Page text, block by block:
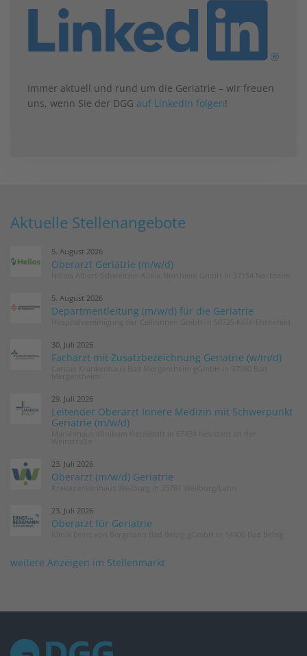
Immer aktuell und rund um die Geriatrie – wir freuen
uns, wenn Sie der DGG auf LinkedIn folgen!
Aktuelle Stellenangebote
5. August 2026
Oberarzt Geriatrie (m/w/d)
5. August 2026
Departmentleitung (m/w/d) für die Geriatrie
30. Juli 2026
Facharzt mit Zusatzbezeichnung Geriatrie (w/m/d)
29. Juli 2026
Leitender Oberarzt Innere Medizin mit Schwerpunkt
Geriatrie (m/w/d)
23. Juli 2026
Oberarzt (m/w/d) Geriatrie
23. Juli 2026
Oberarzt für Geriatrie
weitere Anzeigen im Stellenmarkt